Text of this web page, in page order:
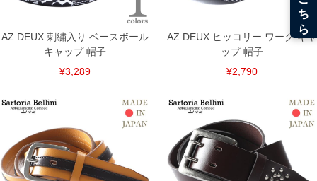
AZ DEUX 刺繍入り ベースボール
キャップ 帽子
¥3,289
AZ DEUX ヒッコリー ワーク キャ
ップ 帽子
¥2,790